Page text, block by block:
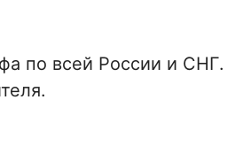
по всей России и СНГ.